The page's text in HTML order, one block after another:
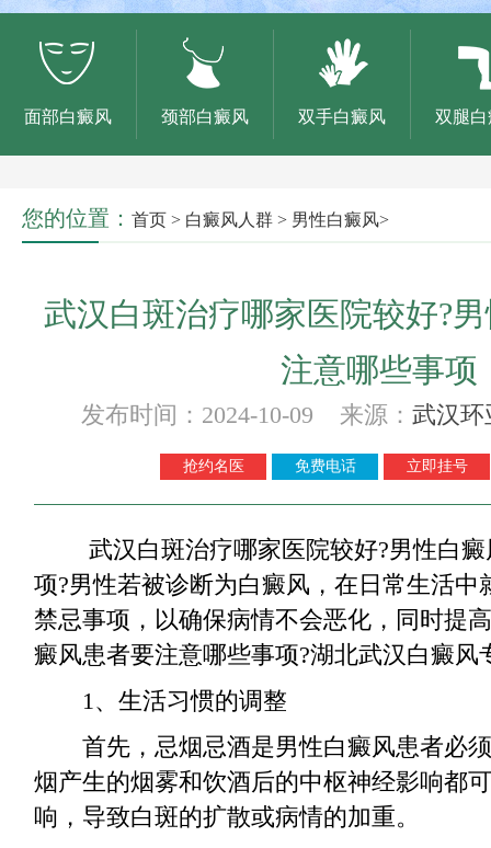
面部白癜风 颈部白癜风 双手白癜风 双腿
您的位置： 首页 > 白癜风人群 > 男性白癜风>
武汉白斑治疗哪家医院较好?
注意哪些事项
发布时间：2024-10-09 来源： 武汉环
抢约名医 免费电话 立即挂号
武汉白斑治疗哪家医院较好?男性白癜
项?男性若被诊断为白癜风，在日常生活中
禁忌事项，以确保病情不会恶化，同时提
癜风患者要注意哪些事项?湖北武汉白癜风
1、生活习惯的调整
首先，忌烟忌酒是男性白癜风患者必须
烟产生的烟雾和饮酒后的中枢神经影响都
响，导致白斑的扩散或病情的加重。